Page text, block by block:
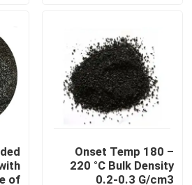
معلومات عنا
جولة في المعمل
مراقبة الجودة
Onset Temp 180 –
220 °C Bulk Density
0.2-0.3 G/cm3
of